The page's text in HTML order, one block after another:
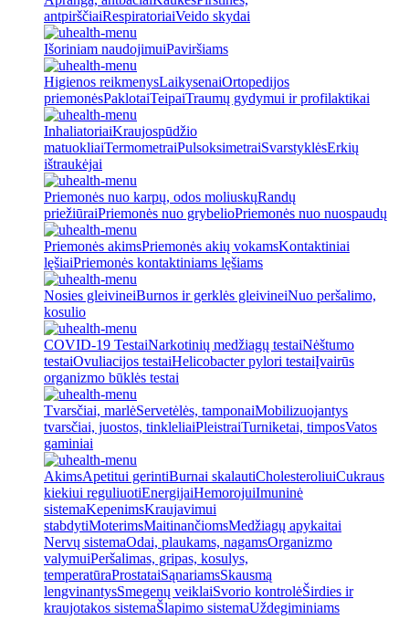
antpirščiaiRespiratoriaiVeido skydai
Išoriniam naudojimuiPaviršiams
Higienos reikmenysLaikysenaiOrtopedijos
priemonėsPaklotaiTeipaiTraumų gydymui ir profilaktikai
InhaliatoriaiKraujospūdžio
matuokliaiTermometraiPulsoksimetraiSvarstyklėsErkių
ištraukėjai
Priemonės nuo karpų, odos moliuskųRandų
priežiūraiPriemonės nuo grybelioPriemonės nuo nuospaudų
Priemonės akimsPriemonės akių vokamsKontaktiniai
lęšiaiPriemonės kontaktiniams lęšiams
Nosies gleivineiBurnos ir gerklės gleivineiNuo peršalimo,
kosulio
COVID-19 TestaiNarkotinių medžiagų testaiNėštumo
testaiOvuliacijos testaiHelicobacter pylori testaiĮvairūs
organizmo būklės testai
Tvarsčiai, marlėServetėlės, tamponaiMobilizuojantys
tvarsčiai, juostos, tinkleliaiPleistraiTurniketai, timposVatos
gaminiai
AkimsApetitui gerintiBurnai skalautiCholesteroliuiCukraus
kiekiui reguliuotiEnergijaiHemorojuiImuninė
sistemaKepenimsKraujavimui
stabdytiMoterimsMaitinančiomsMedžiagų apykaitai
Nervų sistemaOdai, plaukams, nagamsOrganizmo
valymuiPeršalimas, gripas, kosulys,
temperatūraProstataiSąnariamsSkausmą
lengvinantysSmegenų veiklaiSvorio kontrolėŠirdies ir
kraujotakos sistemaŠlapimo sistemaUždegiminiams